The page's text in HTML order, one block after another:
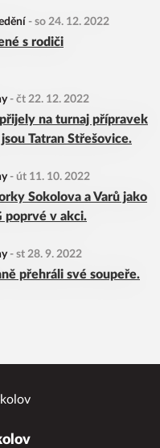
- so 24. 12. 2022
s rodiči
- čt 22. 12. 2022
na turnaj přípravek
Tatran Střešovice.
- út 11. 10. 2022
Sokolova a Varů jako
poprvé v akci.
- st 28. 9. 2022
přehráli své soupeře.